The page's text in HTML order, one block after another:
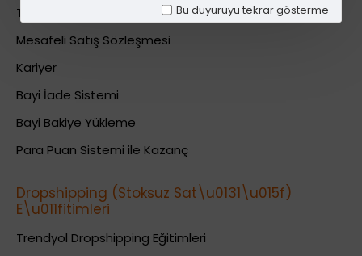
Bu duyuruyu tekrar gösterme
Teslimat Bilgileri
Mesafeli Satış Sözleşmesi
Kariyer
Bayi İade Sistemi
Bayi Bakiye Yükleme
Para Puan Sistemi ile Kazanç
Dropshipping (Stoksuz Sat\u0131\u015f)
E\u011fitimleri
Trendyol Dropshipping Eğitimleri